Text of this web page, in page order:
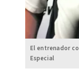
El entrenador
Especial